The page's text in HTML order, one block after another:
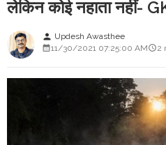
लेकिन कोई नहाता नहीं-
person Updesh Awasthee
11/30/2021 07:25:00 AM
2